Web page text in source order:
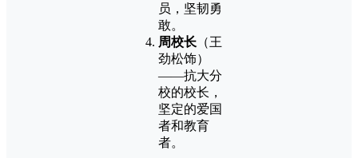
员，坚韧勇
敢。
周校长 （王
劲松饰）
——抗大分
校的校长，
坚定的爱国
者和教育
者。